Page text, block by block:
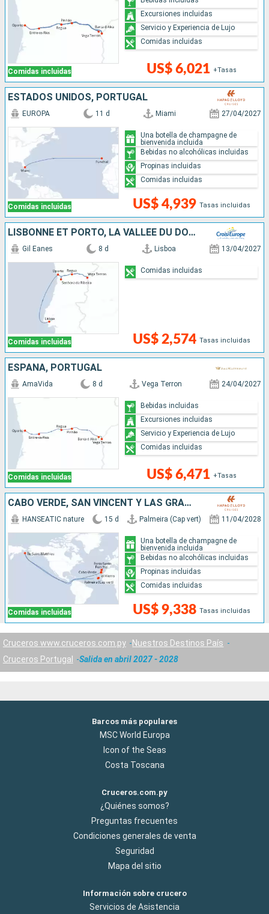
Comidas incluidas US$ 6,021 +Tasas
Excursiones incluidas
Servicio y Experiencia de Lujo
Comidas incluidas
ESTADOS UNIDOS, PORTUGAL
Comidas incluidas
EUROPA 11 d Miami 27/04/2027
US$ 4,939 Tasas incluidas
Una botella de champagne de
bienvenida incluida
Bebidas no alcohólicas incluidas
Propinas incluidas
Comidas incluidas
LISBONNE ET PORTO, LA VALLÉE DU DOURO
Comidas incluidas
Gil Eanes 8 d Lisboa 13/04/2027
US$ 2,574 Tasas incluidas
Comidas incluidas
ESPAÑA, PORTUGAL
Comidas incluidas
AmaVida 8 d Vega Terron 24/04/2027
US$ 6,471 +Tasas
Bebidas incluidas
Excursiones incluidas
Servicio y Experiencia de Lujo
Comidas incluidas
CABO VERDE, SAN VINCENT Y LAS GRANADINAS, ISLANDIA, ESPAÑA, PORTUGAL
Comidas incluidas
HANSEATIC nature 15 d Palmeira (Cap vert) 11/04/2028
US$ 9,338 Tasas incluidas
Una botella de champagne de
bienvenida incluida
Bebidas no alcohólicas incluidas
Propinas incluidas
Comidas incluidas
Cruceros www.cruceros.com.py
Nuestros Destinos País
Cruceros Portugal
Salida en abril 2027 - 2028
Barcos más populares
MSC World Europa
Icon of the Seas
Costa Toscana
Cruceros.com.py
¿Quiénes somos?
Preguntas frecuentes
Condiciones generales de venta
Seguridad
Mapa del sitio
Información sobre crucero
Servicios de Asistencia